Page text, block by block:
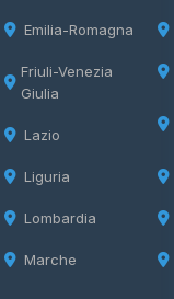
Emilia-Romagna
Friuli-Venezia
Giulia
Lazio
Liguria
Lombardia
Marche